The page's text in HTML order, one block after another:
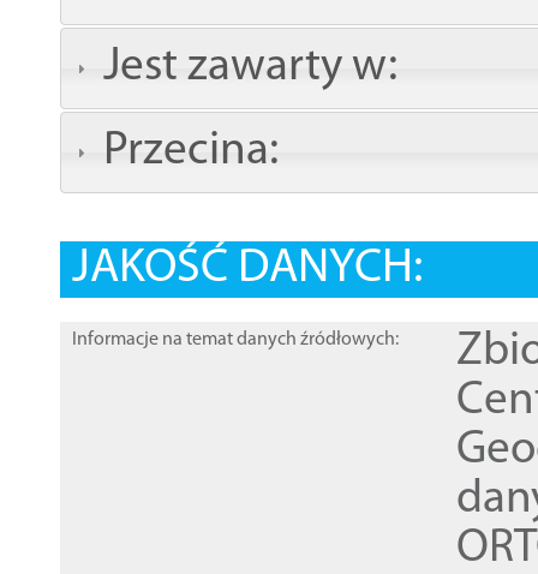
Jest zawarty w:
Przecina:
JAKOŚĆ DANYCH:
Informacje na temat danych źródłowych: